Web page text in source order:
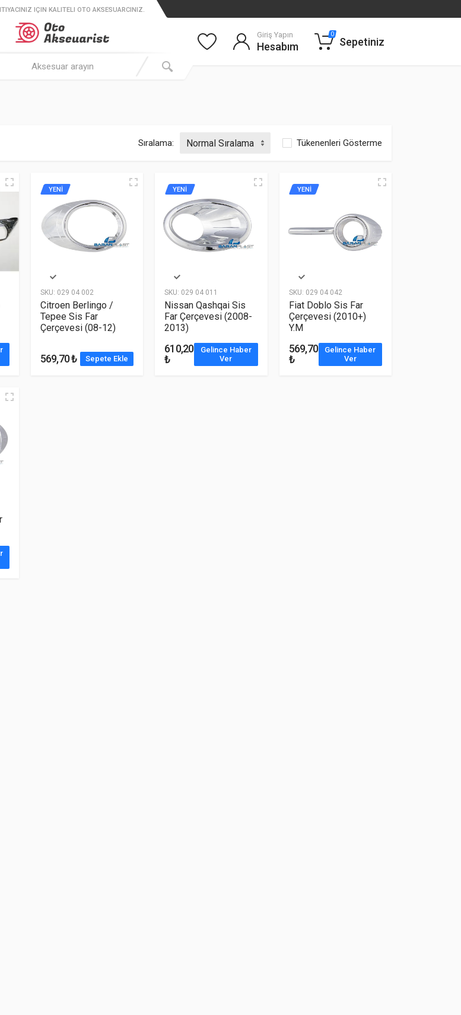
IÇIN KALITELI OTO AKSESUARCINIZ.
Giriş Yapın
Hesabım
0
Sepetiniz
Sıralama: Tükenenleri Gösterme
SKU: 029 04 002
YENİ
Citroen Berlingo /
Tepee Sis Far
Çerçevesi (08-12)
569,70 ₺ Sepete Ekle
SKU: 029 04 011
YENİ
Nissan Qashqai Sis
Far Çerçevesi (2008-
2013)
610,20
₺
Gelince Haber
Ver
SKU: 029 04 042
YENİ
Fiat Doblo Sis Far
Çerçevesi (2010+)
Y.M
569,70
₺
Gelince Haber
Ver